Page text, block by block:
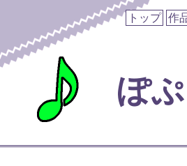
トップ 作
ぽ